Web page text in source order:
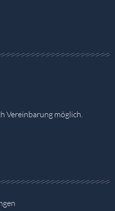
Vereinbarung möglich.